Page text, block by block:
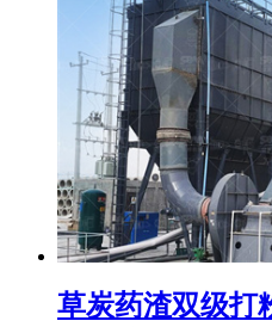
草炭药渣双级打